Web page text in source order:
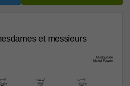
et messieurs
Musique de
Michel Fugain
3fr
Fmaj7
3fr
GŒ„Š7